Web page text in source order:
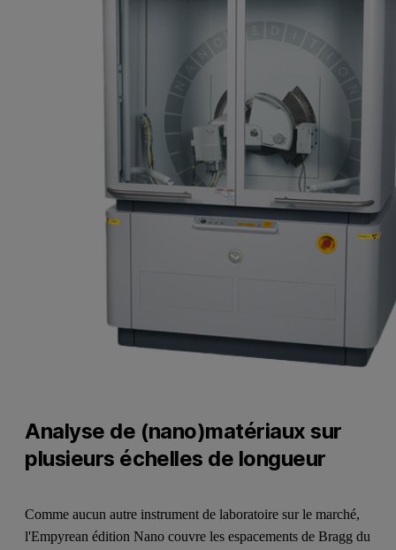
Analyse de (nano)matériaux sur
plusieurs échelles de longueur
Comme aucun autre instrument de laboratoire sur le marché,
l'Empyrean édition Nano couvre les espacements de Bragg du